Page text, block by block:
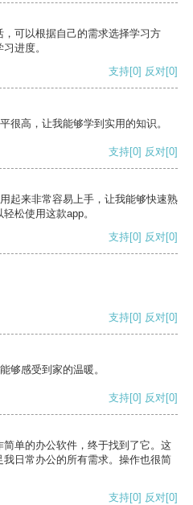
可以根据自己的需求选择学习方
进度。
支持[0] 反对[0]
很高，让我能够学到实用的知识。
支持[0] 反对[0]
起来非常容易上手，让我能够快速熟
松使用这款app。
支持[0] 反对[0]
支持[0] 反对[0]
够感受到家的温暖。
支持[0] 反对[0]
单的办公软件，终于找到了它。这
日常办公的所有需求。操作也很简
支持[0] 反对[0]